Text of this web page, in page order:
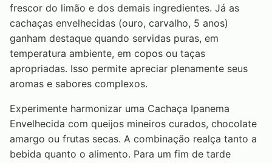
frescor do limão e dos demais ingredientes. Já as
cachaças envelhecidas (ouro, carvalho, 5 anos)
ganham destaque quando servidas puras, em
temperatura ambiente, em copos ou taças
apropriadas. Isso permite apreciar plenamente seus
aromas e sabores complexos.
Experimente harmonizar uma Cachaça Ipanema
Envelhecida com queijos mineiros curados, chocolate
amargo ou frutas secas. A combinação realça tanto a
bebida quanto o alimento. Para um fim de tarde